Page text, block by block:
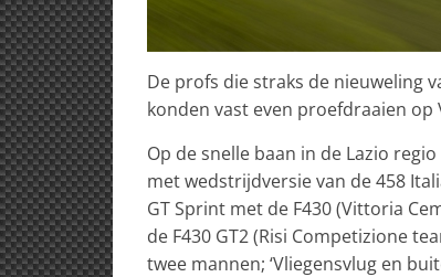
De profs die straks de nieuweling
konden vast even proefdraaien op
Op de snelle baan in de Lazio
met wedstrijdversie van de 458
GT Sprint met de F430 (Vittoria
de F430 GT2 (Risi Competizione
twee mannen; ‘Vliegensvlug en